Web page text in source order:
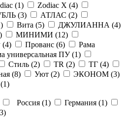
(1) Zodiac X (4)
(3) АТЛАС (2)
) Вита (5) ДЖУЛИАННА (4)
) МИНИМИ (12)
(4) Прованс (6)
Рама
универсальная ПУ (1)
Стиль (2) ТR (2) ТГ (4)
(8) Уют (2) ЭКОНОМ (3)
1)
Россия (1) Германия (1)
)